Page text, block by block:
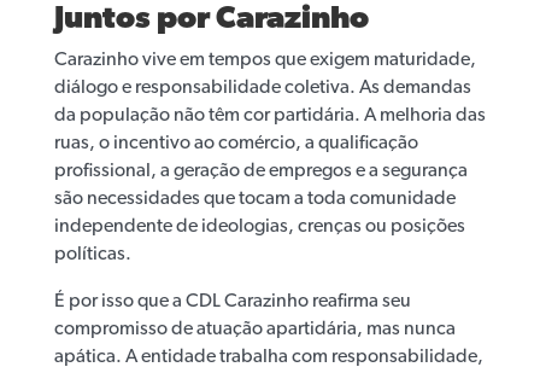
Juntos por Carazinho
Carazinho vive em tempos que exigem maturidade,
diálogo e responsabilidade coletiva. As demandas
da população não têm cor partidária. A melhoria das
ruas, o incentivo ao comércio, a qualificação
profissional, a geração de empregos e a segurança
são necessidades que tocam a toda comunidade
independente de ideologias, crenças ou posições
políticas.
É por isso que a CDL Carazinho reafirma seu
compromisso de atuação apartidária, mas nunca
apática. A entidade trabalha com responsabilidade,